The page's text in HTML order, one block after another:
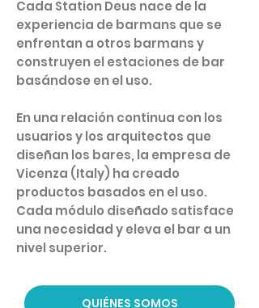
Cada Station Deus nace de la
experiencia de barmans que se
enfrentan a otros barmans y
construyen el estaciones de bar
basándose en el uso.
En una relación continua con los
usuarios y los arquitectos que
diseñan los bares, la empresa de
Vicenza (Italy) ha creado
productos basados en el uso.
Cada módulo diseñado satisface
una necesidad y eleva el bar a un
nivel superior.
QUIÉNES SOMOS